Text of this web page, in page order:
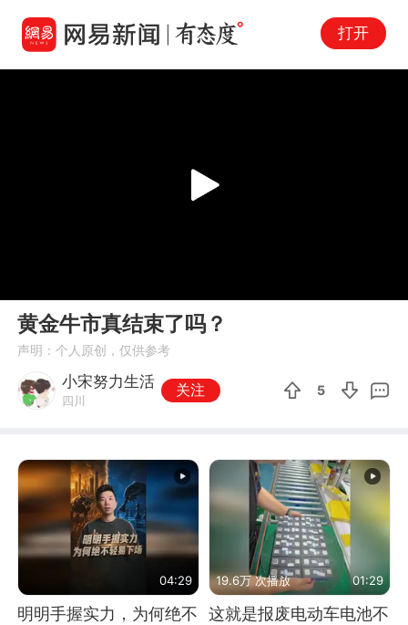
打开
Play
黄金牛市真结束了吗？
声明：个人原创，仅供参考
小宋努力生活
四川
关注 5
04:29
明明手握实力，为何绝不
19.6万 次播放 01:29
这就是报废电动车电池不